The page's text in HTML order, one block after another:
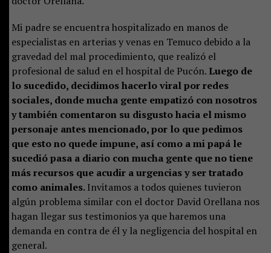
Mi padre se encuentra hospitalizado en manos de
especialistas en arterias y venas en Temuco debido a la
gravedad del mal procedimiento, que realizó el
profesional de salud en el hospital de Pucón. Luego de
lo sucedido, decidimos hacerlo viral por redes
sociales, donde mucha gente empatizó con nosotros
y también comentaron su disgusto hacia el mismo
personaje antes mencionado, por lo que pedimos
que esto no quede impune, así como a mi papá le
sucedió pasa a diario con mucha gente que no tiene
más recursos que acudir a urgencias y ser tratado
como animales.Invitamos a todos quienes tuvieron
algún problema similar con el doctor David Orellana nos
hagan llegar sus testimonios ya que haremos una
demanda en contra de él y la negligencia del hospital en
general.